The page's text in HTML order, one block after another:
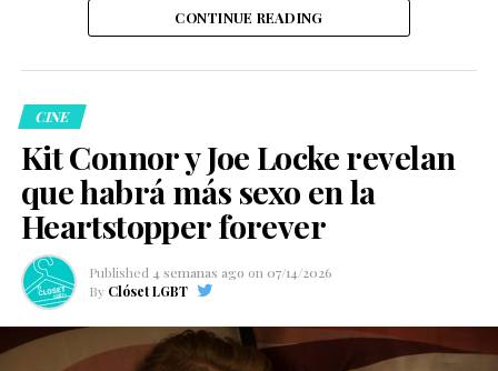
CONTINUE READING
CINE
Kit Connor y Joe Locke revelan
que habrá más sexo en la
Heartstopper forever
Published 4 semanas ago on 07/14/2026
By Clóset LGBT